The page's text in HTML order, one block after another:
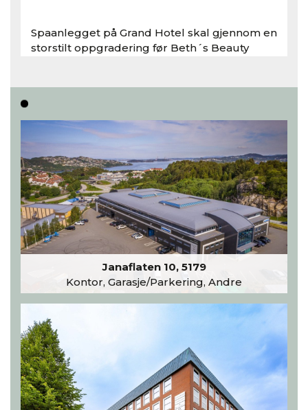
Spaanlegget på Grand Hotel skal gjennom en
storstilt oppgradering før Beth´s Beauty
Les hele artikkelen
Janaflaten 10, 5179
Kontor, Garasje/Parkering, Andre